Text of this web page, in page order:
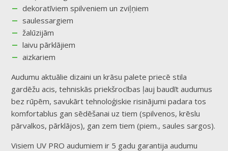
dekoratīviem spilveniem un zviļņiem
saulessargiem
žalūzijām
laivu pārklājiem
aizkariem
Audumu aktuālie dizaini un krāsu palete priecē stila
gardēžu acis, tehniskās priekšrocības ļauj baudīt audumus
bez rūpēm, savukārt tehnoloģiskie risinājumi padara tos
komfortablus gan sēdēšanai uz tiem (spilvenos, krēslu
pārvalkos, pārklājos), gan zem tiem (piem., saules sargos).
Visiem UV PRO audumiem ir 5 gadu garantija audumu